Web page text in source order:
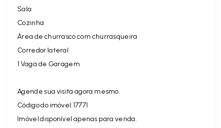
Sala
Cozinha
Àrea de churrasco com churrasqueira
Corredor lateral
1 Vaga de Garagem
Agende sua visita agora mesmo.
Código do imóvel:17771
Imóvel disponível apenas para venda.